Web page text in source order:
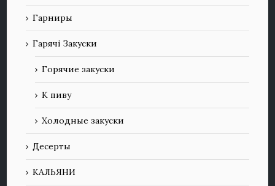
Гарниры
Гарячі Закуски
Горячие закуски
К пиву
Холодные закуски
Десерты
КАЛЬЯНИ